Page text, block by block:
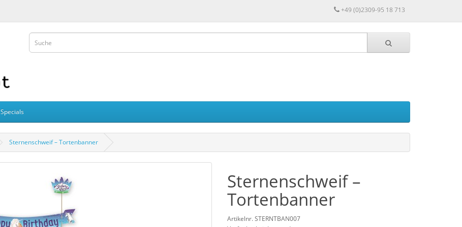
+49 (0)2309-95 18 713
Specials
Sternenschweif – Tortenbanner
Sternenschweif –
Tortenbanner
Artikelnr. STERNTBAN007